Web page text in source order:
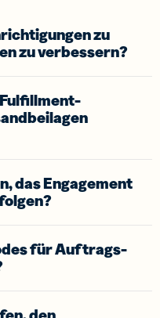
zu
zu verbessern?
das Engagement
für Auftrags-